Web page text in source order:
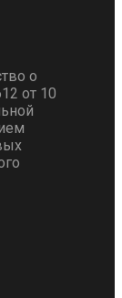
о
от 10